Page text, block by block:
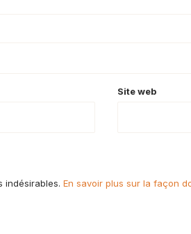
Site web
indésirables. En savoir plus sur la façon